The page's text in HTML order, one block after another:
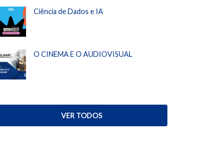
Ciência de Dados e IA
O CINEMA E O AUDIOVISUAL
VER TODOS